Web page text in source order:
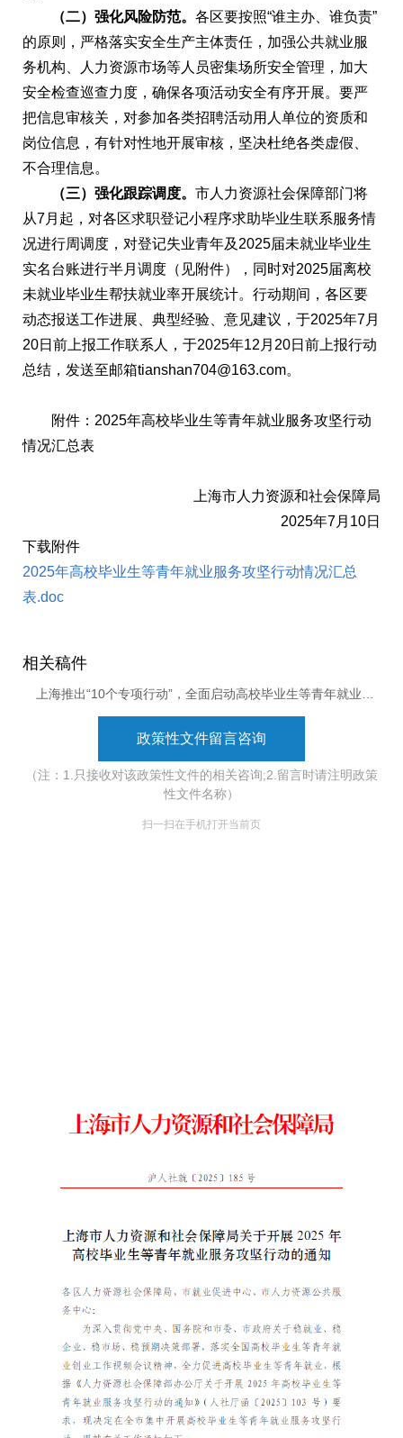
（二）强化风险防范。 各区要按照“谁主办、谁负责”
的原则，严格落实安全生产主体责任，加强公共就业服
务机构、人力资源市场等人员密集场所安全管理，加大
安全检查巡查力度，确保各项活动安全有序开展。要严
把信息审核关，对参加各类招聘活动用人单位的资质和
岗位信息，有针对性地开展审核，坚决杜绝各类虚假、
不合理信息。
（三）强化跟踪调度。 市人力资源社会保障部门将
从7月起，对各区求职登记小程序求助毕业生联系服务情
况进行周调度，对登记失业青年及2025届未就业毕业生
实名台账进行半月调度（见附件），同时对2025届离校
未就业毕业生帮扶就业率开展统计。行动期间，各区要
动态报送工作进展、典型经验、意见建议，于2025年7月
20日前上报工作联系人，于2025年12月20日前上报行动
总结，发送至邮箱tianshan704@163.com。
附件：2025年高校毕业生等青年就业服务攻坚行动
情况汇总表
上海市人力资源和社会保障局
2025年7月10日
下载附件
2025年高校毕业生等青年就业服务攻坚行动情况汇总
表.doc
相关稿件
政策性文件留言咨询
（注：1.只接收对该政策性文件的相关咨询;2.留言时请注明政策
性文件名称）
扫一扫在手机打开当前页